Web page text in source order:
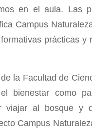
en el aula. Las
Campus
prácticas y
la Facultad de
bienestar como
viajar al bosque y
Campus